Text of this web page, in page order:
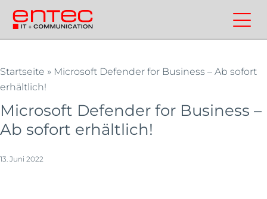
Zum
Inhalt
springen
Entec
|
Outsourcing
und
Cloud
Kontakt Suchen
Startseite » Microsoft Defender for Business – Ab sofort
erhältlich!
Microsoft Defender for Business –
Ab sofort erhältlich!
13. Juni 2022